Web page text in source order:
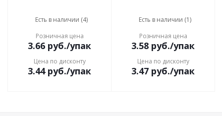
Есть в наличии (4)
Розничная цена
3.66 руб./упак
Цена по дисконту
3.44руб./упак
Есть в наличии (1)
Розничная цена
3.58 руб./упак
Цена по дисконту
3.47 руб./упак